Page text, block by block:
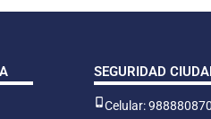
SEGURIDAD
Celular: 988880870